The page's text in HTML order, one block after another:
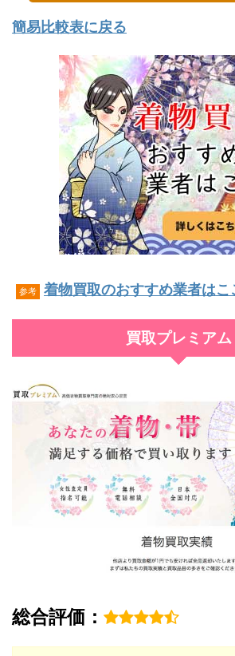
簡易比較表に戻る
参考 着物買取のおすすめ業者はこ
買取プレミアム
総合評価：